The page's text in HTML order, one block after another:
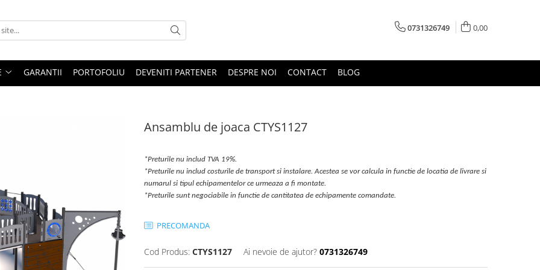
0731326749 0,00
GARANTII PORTOFOLIU DEVENITI PARTENER DESPRE NOI CONTACT BLOG
Ansamblu de joaca CTYS1127
*Preturile nu includ TVA 19%.
*Preturile nu includ costurile de transport si instalare. Acestea se vor calcula in functie de locatia de livrare si
numarul si tipul echipamentelor ce urmeaza a fi montate.
*Preturile sunt negociabile in functie de cantitatea de echipamente comandate.
PRECOMANDA
Cod Produs: CTYS1127 Ai nevoie de ajutor? 0731326749